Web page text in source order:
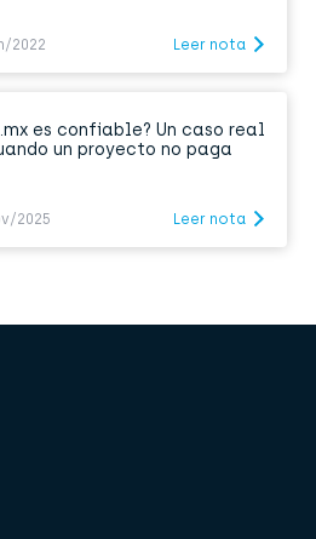
2022 Leer nota
es confiable? Un caso real
un proyecto no paga
2025 Leer nota